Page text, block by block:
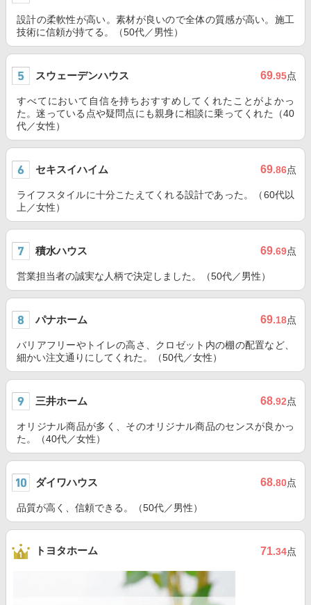
設計の柔軟性が高い。素材が良いので全体の質感が高い。施工
技術に信頼が持てる。（50代／男性）
スウェーデンハウス 69.95点
すべてにおいて自信を持ちおすすめしてくれたことがよかっ
た。迷っている点や疑問点にも親身に相談に乗ってくれた（40
代／女性）
セキスイハイム 69.86点
ライフスタイルに十分こたえてくれる設計であった。（60代以
上／女性）
積水ハウス 69.69点
営業担当者の誠実な人柄で決定しました。（50代／男性）
パナホーム 69.18点
バリアフリーやトイレの高さ、クロゼット内の棚の配置など、
細かい注文通りにしてくれた。（50代／女性）
三井ホーム 68.92点
オリジナル商品が多く、そのオリジナル商品のセンスが良かっ
た。（40代／女性）
ダイワハウス 68.80点
品質が高く、信頼できる。（50代／男性）
トヨタホーム 71.34点